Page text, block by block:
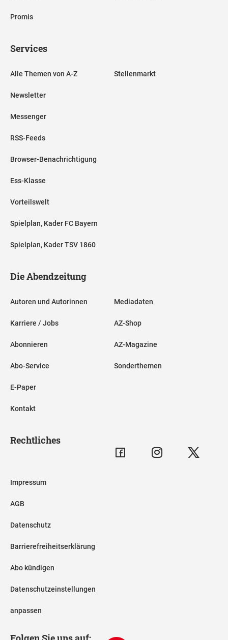
Promis
Services
Alle Themen von A-Z
Newsletter
Messenger
RSS-Feeds
Browser-Benachrichtigung
Ess-Klasse
Vorteilswelt
Spielplan, Kader FC Bayern
Spielplan, Kader TSV 1860
Stellenmarkt
Die Abendzeitung
Autoren und Autorinnen
Karriere / Jobs
Abonnieren
Abo-Service
E-Paper
Kontakt
Mediadaten
AZ-Shop
AZ-Magazine
Sonderthemen
Rechtliches
Impressum
AGB
Datenschutz
Barrierefreiheitserklärung
Abo kündigen
Datenschutzeinstellungen
anpassen